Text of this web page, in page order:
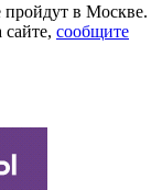
пройдут в Москве.
сообщите